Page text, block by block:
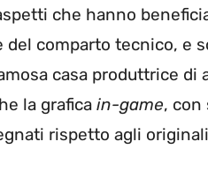
che hanno
del comparto tecnico, e
casa produttrice di
la grafica in-game, con
rispetto agli